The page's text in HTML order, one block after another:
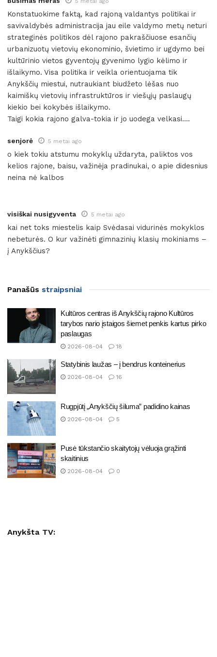
Konstatuokime faktą, kad rajoną valdantys politikai ir
savivaldybės administracija jau eile valdymo metų neturi
strateginės politikos dėl rajono pakraščiuose esančių
urbanizuotų vietovių ekonominio, švietimo ir ugdymo bei
kultūrinio vietos gyventojų gyvenimo lygio kėlimo ir
išlaikymo. Visa politika ir veikla orientuojama tik
Anykščių miestui, nutraukiant biudžeto lėšas nuo
kaimiškų vietovių infrastruktūros ir viešųjų paslaugų
kiekio bei kokybės išlaikymo.
Taigi kokia rajono galva-tokia ir jo uodega velkasi….
senjorė 5 metai ago
o kiek tokiu atstumu mokyklų uždaryta, paliktos vos
kelios rajone, baisu, važinėja pradinukai, o apie didesnius
neina nė kalbos
visiškai nusigyventa 5 metai ago
kai net toks miestelis kaip Svėdasai vidurinės mokyklos
nebeturės. O kur važinėti gimnazinių klasių mokiniams –
į Anykščius?
Panašūs straipsniai
Kultūros centras iš Anykščių rajono Kultūros
tarybos nario įstaigos šiemet penkis kartus pirko
paslaugas
2026-08-04 18
Statybinis laužas – į bendrus konteinerius
2026-08-04 16
Rugpjūtį „Anykščių šiluma” padidino kainas
2026-08-04 5
Pusė tūkstančio skaitytojų vėluoja grąžinti
skaitinius
2026-08-04 0
Anykšta TV: